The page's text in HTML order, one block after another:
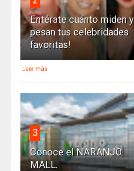
Entérate cuánto miden y
pesan tus celebridades
favoritas!
Leer más
3
Conoce el NARANJO
MALL.